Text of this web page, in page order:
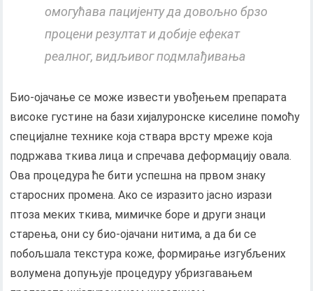
омогућава пацијенту да довољно брзо
процени резултат и добије ефекат
реалног, видљивог подмлађивања
Био-ојачање се може извести увођењем препарата
високе густине на бази хијалуронске киселине помоћу
специјалне технике која ствара врсту мреже која
подржава ткива лица и спречава деформацију овала.
Ова процедура ће бити успешна на првом знаку
старосних промена. Ако се изразито јасно изрази
птоза меких ткива, мимичке боре и други знаци
старења, они су био-ојачани нитима, а да би се
побољшала текстура коже, формирање изгубљених
волумена допуњује процедуру убризгавањем